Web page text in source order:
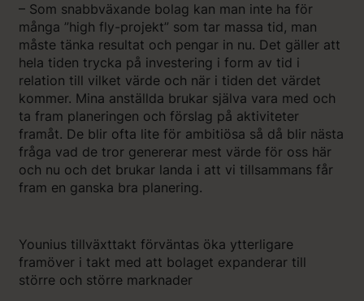
– Som snabbväxande bolag kan man inte ha för
många ”high fly-projekt” som tar massa tid, man
måste tänka resultat och pengar in nu. Det gäller att
hela tiden trycka på investering i form av tid i
relation till vilket värde och när i tiden det värdet
kommer. Mina anställda brukar själva vara med och
ta fram planeringen och förslag på aktiviteter
framåt. De blir ofta lite för ambitiösa så då blir nästa
fråga vad de tror genererar mest värde för oss här
och nu och det brukar landa i att vi tillsammans får
fram en ganska bra planering.
Younius tillväxttakt förväntas öka ytterligare
framöver i takt med att bolaget expanderar till
större och större marknader